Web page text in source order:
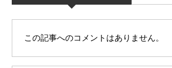
この記事へのコメントはありません。